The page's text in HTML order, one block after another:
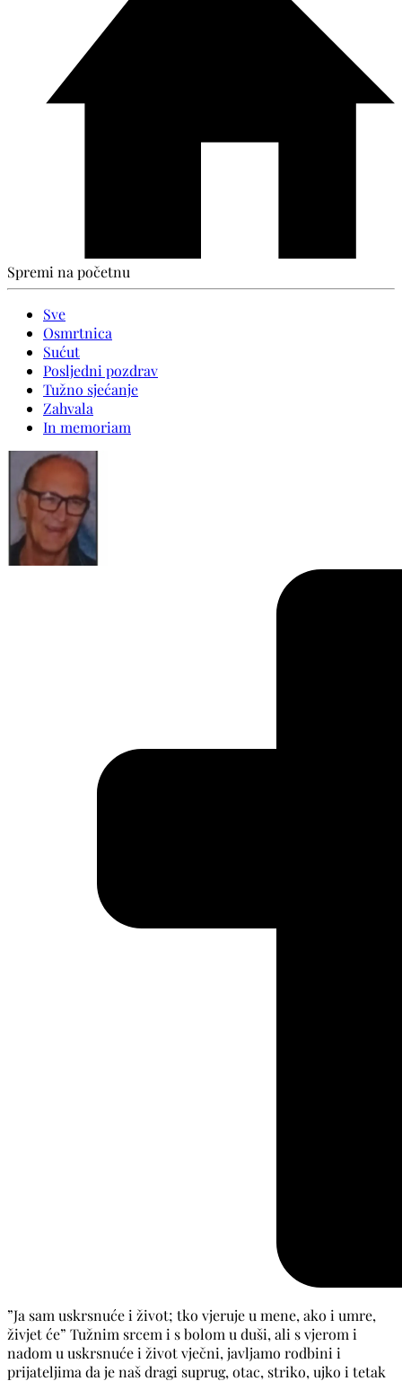
Spremi na početnu
Sve
Osmrtnica
Sućut
Posljedni pozdrav
Tužno sjećanje
Zahvala
In memoriam
”Ja sam uskrsnuće i život; tko vjeruje u mene, ako i umre,
živjet će” Tužnim srcem i s bolom u duši, ali s vjerom i
nadom u uskrsnuće i život vječni, javljamo rodbini i
prijateljima da je naš dragi suprug, otac, striko, ujko i tetak